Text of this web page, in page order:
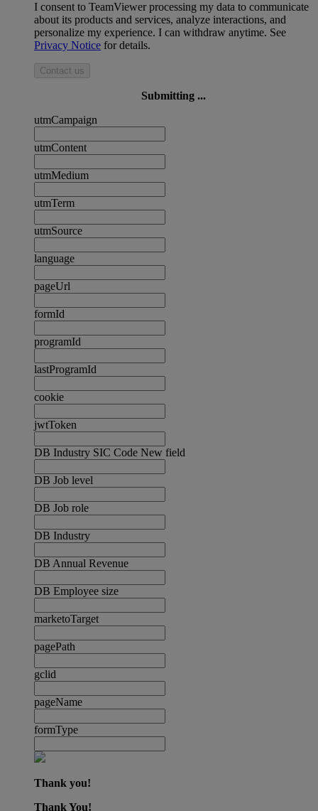
I consent to TeamViewer processing my data to communicate
about its products and services, analyze interactions, and
personalize my experience. I can withdraw anytime. See
Privacy Notice for details.
Contact us
Submitting ...
utmCampaign
utmContent
utmMedium
utmTerm
utmSource
language
pageUrl
formId
programId
lastProgramId
cookie
jwtToken
DB Industry SIC Code New field
DB Job level
DB Job role
DB Industry
DB Annual Revenue
DB Employee size
marketoTarget
pagePath
gclid
pageName
formType
Thank you!
Thank You!